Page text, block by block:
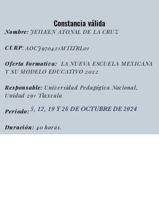
Constancia válida
Nombre:
CURP:
Oferta Formativa: LA NUEVA ESCUELA MEXICANA
Y SU MODELO EDUCATIVO 2022
Responsable: Universidad Pedagógica Nacional,
Unidad 291 Tlaxcala
Periodo:
Duración: 40 horas.
JEILEEN ATONAL DE LA CRUZ
AOCJ970421MTLTRL01
5, 12, 19 Y 26 DE OCTUBRE DE 2024